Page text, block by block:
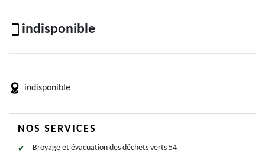
indisponible
indisponible
NOS SERVICES
Broyage et évacuation des déchets verts 54